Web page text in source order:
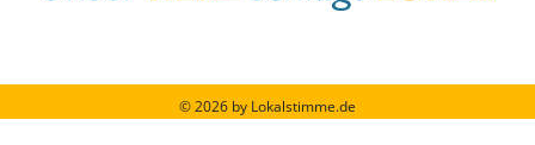
© 2026 by Lokalstimme.de